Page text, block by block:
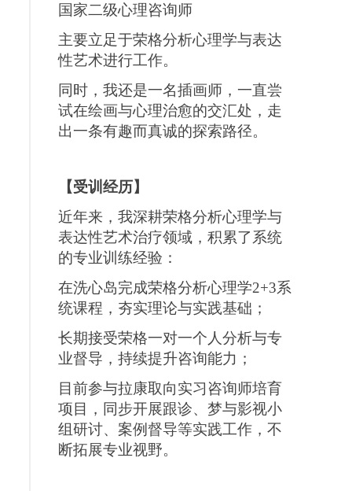
国家二级心理咨询师
主要立足于荣格分析心理学与表达
性艺术进行工作。
同时，我还是一名插画师，一直尝
试在绘画与心理治愈的交汇处，走
出一条有趣而真诚的探索路径。
【受训经历】
近年来，我深耕荣格分析心理学与
表达性艺术治疗领域，积累了系统
的专业训练经验：
在洗心岛完成荣格分析心理学2+3系
统课程，夯实理论与实践基础；
长期接受荣格一对一个人分析与专
业督导，持续提升咨询能力；
目前参与拉康取向实习咨询师培育
项目，同步开展跟诊、梦与影视小
组研讨、案例督导等实践工作，不
断拓展专业视野。